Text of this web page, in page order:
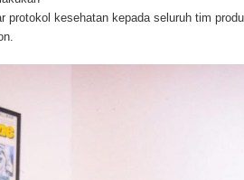
protokol kesehatan kepada seluruh tim